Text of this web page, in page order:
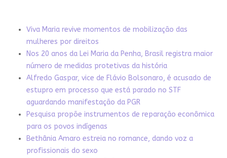
Viva Maria revive momentos de mobilização das
mulheres por direitos
Nos 20 anos da Lei Maria da Penha, Brasil registra maior
número de medidas protetivas da história
Alfredo Gaspar, vice de Flávio Bolsonaro, é acusado de
estupro em processo que está parado no STF
aguardando manifestação da PGR
Pesquisa propõe instrumentos de reparação econômica
para os povos indígenas
Bethânia Amaro estreia no romance, dando voz a
profissionais do sexo